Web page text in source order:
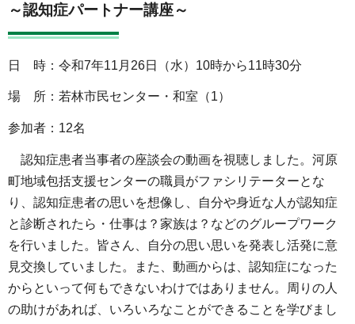
～認知症パートナー講座～
日 時：令和7年11月26日（水）10時から11時30分
場 所：若林市民センター・和室（1）
参加者：12名
認知症患者当事者の座談会の動画を視聴しました。河原
町地域包括支援センターの職員がファシリテーターとな
り、認知症患者の思いを想像し、自分や身近な人が認知症
と診断されたら・仕事は？家族は？などのグループワーク
を行いました。皆さん、自分の思い思いを発表し活発に意
見交換していました。また、動画からは、認知症になった
からといって何もできないわけではありません。周りの人
の助けがあれば、いろいろなことができることを学びまし